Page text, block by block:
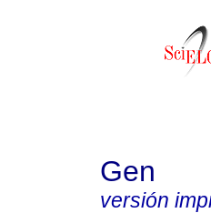
Gen
versión